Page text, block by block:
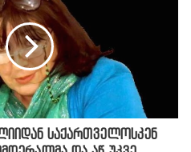
საქართველოსკენ